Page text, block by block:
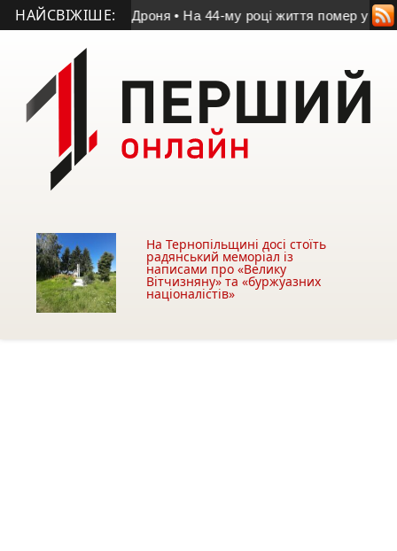
НАЙСВІЖІШЕ:
Володимира Дроня • На 44-му році життя помер учасник
На Тернопільщині досі стоїть
радянський меморіал із
написами про «Велику
Вітчизняну» та «буржуазних
націоналістів»